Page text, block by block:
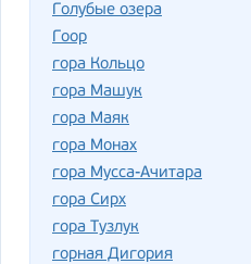
Голубые озера
Гоор
гора Кольцо
гора Машук
гора Маяк
гора Монах
гора Мусса-Ачитара
гора Сирх
гора Тузлук
горная Дигория